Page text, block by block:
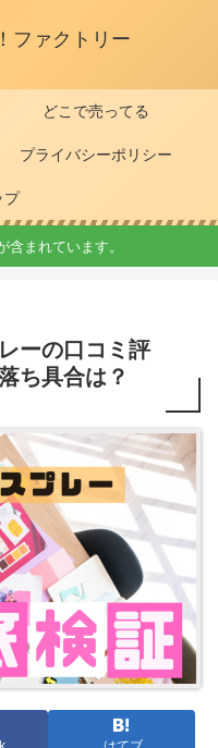
ファクトリー
どこで売ってる
プライバシーポリシー
プ
まれています。
ーの口コミ評
ち具合は？